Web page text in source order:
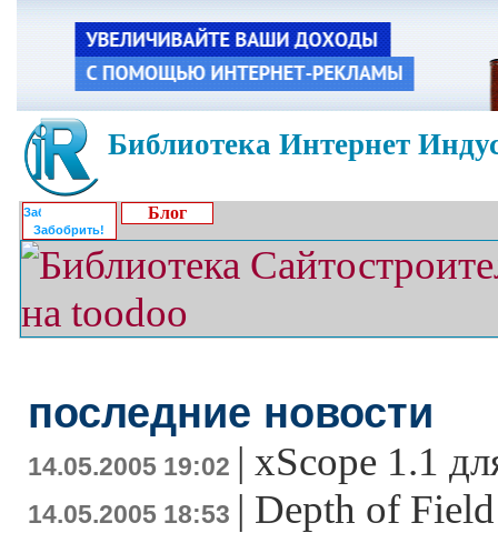
Библиотека Интернет
Забобрить!
Блог
последние новости
14.05.2005 19:02 | xScope 1.1
14.05.2005 18:53 | Depth of